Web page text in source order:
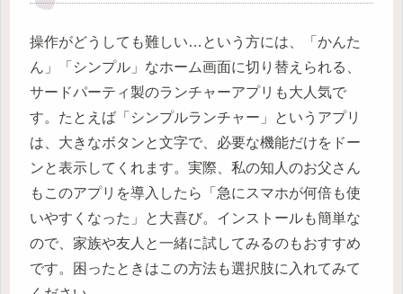
操作がどうしても難しい…という方には、「かんた
ん」「シンプル」なホーム画面に切り替えられる、
サードパーティ製のランチャーアプリも大人気で
す。たとえば「シンプルランチャー」というアプリ
は、大きなボタンと文字で、必要な機能だけをドー
ンと表示してくれます。実際、私の知人のお父さん
もこのアプリを導入したら「急にスマホが何倍も使
いやすくなった」と大喜び。インストールも簡単な
ので、家族や友人と一緒に試してみるのもおすすめ
です。困ったときはこの方法も選択肢に入れてみて